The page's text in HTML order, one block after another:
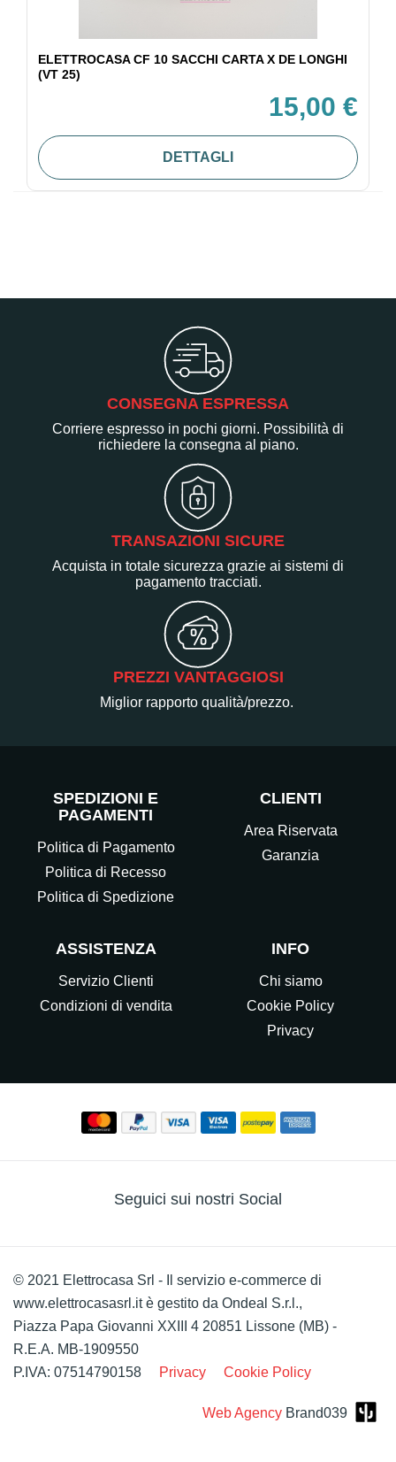
ELETTROCASA CF 10 SACCHI CARTA X DE LONGHI
(VT 25)
15,00 €
DETTAGLI
CONSEGNA ESPRESSA
Corriere espresso in pochi giorni. Possibilità di
richiedere la consegna al piano.
TRANSAZIONI SICURE
Acquista in totale sicurezza grazie ai sistemi di
pagamento tracciati.
PREZZI VANTAGGIOSI
Miglior rapporto qualità/prezzo.
SPEDIZIONI E
PAGAMENTI
Politica di Pagamento
Politica di Recesso
Politica di Spedizione
CLIENTI
Area Riservata
Garanzia
ASSISTENZA
Servizio Clienti
Condizioni di vendita
INFO
Chi siamo
Cookie Policy
Privacy
Seguici sui nostri Social
© 2021 Elettrocasa Srl - Il servizio e-commerce di
www.elettrocasasrl.it è gestito da Ondeal S.r.l.,
Piazza Papa Giovanni XXIII 4 20851 Lissone (MB) -
R.E.A. MB-1909550
P.IVA: 07514790158
Privacy Cookie Policy
Web Agency Brand039